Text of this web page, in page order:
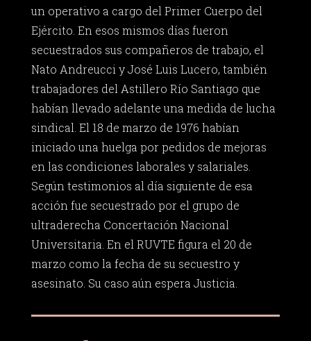
un operativo a cargo del Primer Cuerpo del
Ejército. En esos mismos días fueron
secuestrados sus compañeros de trabajo, el
Nato Andreucci y José Luis Lucero, también
trabajadores del Astillero Río Santiago que
habían llevado adelante una medida de lucha
sindical. El 18 de marzo de 1976 habían
iniciado una huelga por pedidos de mejoras
en las condiciones laborales y salariales.
Según testimonios al día siguiente de esa
acción fue secuestrado por el grupo de
ultraderecha Concertación Nacional
Universitaria. En el RUVTE figura el 20 de
marzo como la fecha de su secuestro y
asesinato. Su caso aún espera Justicia.